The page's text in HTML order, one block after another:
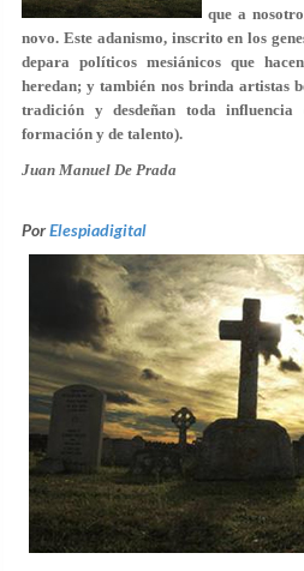
que a
novo. Este adanismo, inscrito en los
depara políticos mesiánicos que
heredan; y también nos brinda artistas
tradición y desdeñan toda
formación y de talento).
Juan Manuel De Prada
PorElespiadigital